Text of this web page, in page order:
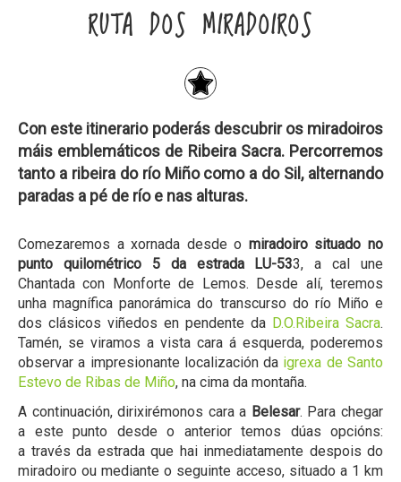
RUTA DOS MIRADOIROS
Con este itinerario poderás descubrir os miradoiros
máis emblemáticos de Ribeira Sacra. Percorremos
tanto a ribeira do río Miño como a do Sil, alternando
paradas a pé de río e nas alturas.
Comezaremos a xornada desde o miradoiro situado no
punto quilométrico 5 da estrada LU-533, a cal une
Chantada con Monforte de Lemos. Desde alí, teremos
unha magnífica panorámica do transcurso do río Miño e
dos clásicos viñedos en pendente da D.O.Ribeira Sacra.
Tamén, se viramos a vista cara á esquerda, poderemos
observar a impresionante localización da igrexa de Santo
Estevo de Ribas de Miño, na cima da montaña.
A continuación, dirixirémonos cara a Belesar. Para chegar
a este punto desde o anterior temos dúas opcións:
a través da estrada que hai inmediatamente despois do
miradoiro ou mediante o seguinte acceso, situado a 1 km